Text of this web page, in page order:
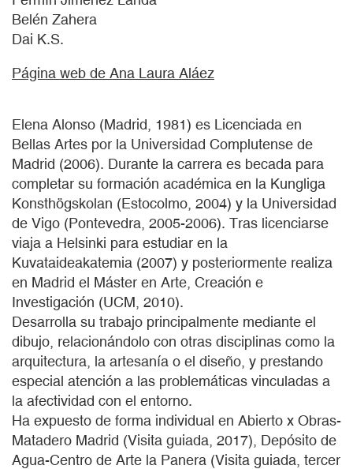
Belén Zahera
Dai K.S.
Página web de Ana Laura Aláez
Elena Alonso (Madrid, 1981) es Licenciada en
Bellas Artes por la Universidad Complutense de
Madrid (2006). Durante la carrera es becada para
completar su formación académica en la Kungliga
Konsthögskolan (Estocolmo, 2004) y la Universidad
de Vigo (Pontevedra, 2005-2006). Tras licenciarse
viaja a Helsinki para estudiar en la
Kuvataideakatemia (2007) y posteriormente realiza
en Madrid el Máster en Arte, Creación e
Investigación (UCM, 2010).
Desarrolla su trabajo principalmente mediante el
dibujo, relacionándolo con otras disciplinas como la
arquitectura, la artesanía o el diseño, y prestando
especial atención a las problemáticas vinculadas a
la afectividad con el entorno.
Ha expuesto de forma individual en Abierto x Obras-
Matadero Madrid (Visita guiada, 2017), Depósito de
Agua-Centro de Arte la Panera (Visita guiada, tercer